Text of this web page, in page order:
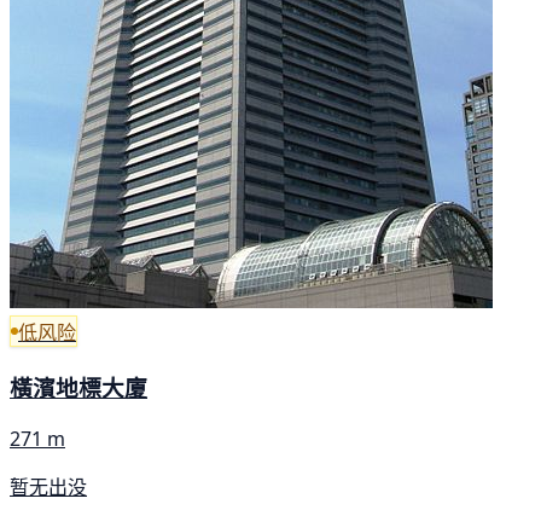
低风险
橫濱地標大廈
271 m
暂无出没